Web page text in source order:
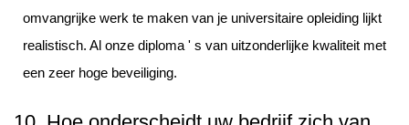
omvangrijke werk te maken van je universitaire opleiding lijkt
realistisch. Al onze diploma ' s van uitzonderlijke kwaliteit met
een zeer hoge beveiliging.